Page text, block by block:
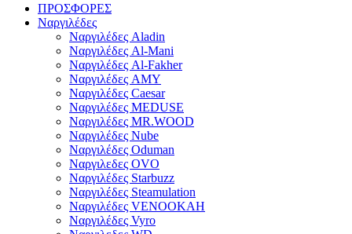
ΠΡΟΣΦΟΡΕΣ
Ναργιλέδες
Ναργιλέδες Aladin
Ναργιλέδες Al-Mani
Ναργιλέδες Al-Fakher
Ναργιλέδες AΜΥ
Ναργιλέδες Caesar
Ναργιλέδες MEDUSE
Ναργιλέδες MR.WOOD
Ναργιλέδες Nube
Ναργιλέδες Oduman
Ναργιλεδες OVO
Ναργιλέδες Starbuzz
Ναργιλέδες Steamulation
Ναργιλέδες VENOOKAH
Ναργιλέδες Vyro